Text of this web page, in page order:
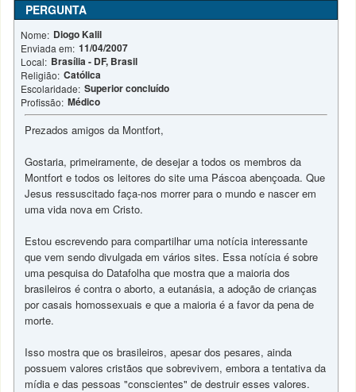
PERGUNTA
Nome: Diogo Kalil
Enviada em: 11/04/2007
Local: Brasília - DF, Brasil
Religião: Católica
Escolaridade: Superior concluído
Profissão: Médico
Prezados amigos da Montfort,
Gostaria, primeiramente, de desejar a todos os membros da
Montfort e todos os leitores do site uma Páscoa abençoada. Que
Jesus ressuscitado faça-nos morrer para o mundo e nascer em
uma vida nova em Cristo.
Estou escrevendo para compartilhar uma notícia interessante
que vem sendo divulgada em vários sites. Essa notícia é sobre
uma pesquisa do Datafolha que mostra que a maioria dos
brasileiros é contra o aborto, a eutanásia, a adoção de crianças
por casais homossexuais e que a maioria é a favor da pena de
morte.
Isso mostra que os brasileiros, apesar dos pesares, ainda
possuem valores cristãos que sobrevivem, embora a tentativa da
mídia e das pessoas "conscientes" de destruir esses valores.